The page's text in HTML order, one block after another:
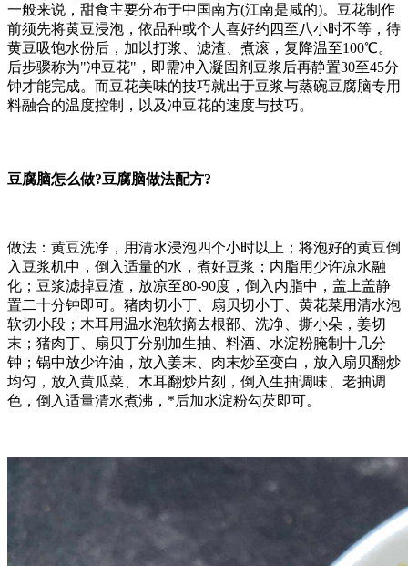
一般来说，甜食主要分布于中国南方(江南是咸的)。豆花制作
前须先将黄豆浸泡，依品种或个人喜好约四至八小时不等，待
黄豆吸饱水份后，加以打浆、滤渣、煮滚，复降温至100℃。
后步骤称为"冲豆花"，即需冲入凝固剂豆浆后再静置30至45分
钟才能完成。而豆花美味的技巧就出于豆浆与蒸碗豆腐脑专用
料融合的温度控制，以及冲豆花的速度与技巧。
豆腐脑怎么做?豆腐脑做法配方?
做法：黄豆洗净，用清水浸泡四个小时以上；将泡好的黄豆倒
入豆浆机中，倒入适量的水，煮好豆浆；内脂用少许凉水融
化；豆浆滤掉豆渣，放凉至80-90度，倒入内脂中，盖上盖静
置二十分钟即可。猪肉切小丁、扇贝切小丁、黄花菜用清水泡
软切小段；木耳用温水泡软摘去根部、洗净、撕小朵，姜切
末；猪肉丁、扇贝丁分别加生抽、料酒、水淀粉腌制十几分
钟；锅中放少许油，放入姜末、肉末炒至变白，放入扇贝翻炒
均匀，放入黄瓜菜、木耳翻炒片刻，倒入生抽调味、老抽调
色，倒入适量清水煮沸，*后加水淀粉勾芡即可。